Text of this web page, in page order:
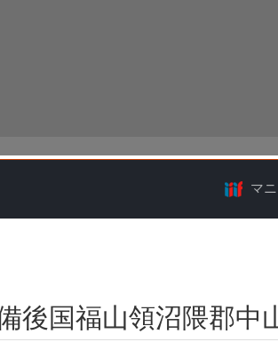
マ
後国福山領沼隈郡中